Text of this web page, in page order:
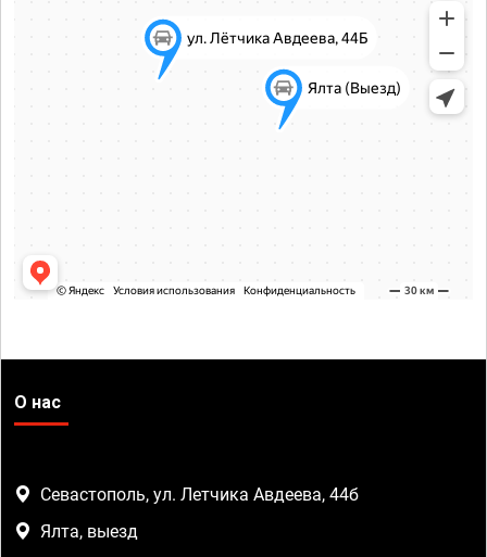
О нас
Севастополь, ул. Летчика Авдеева, 44б
Ялта, выезд